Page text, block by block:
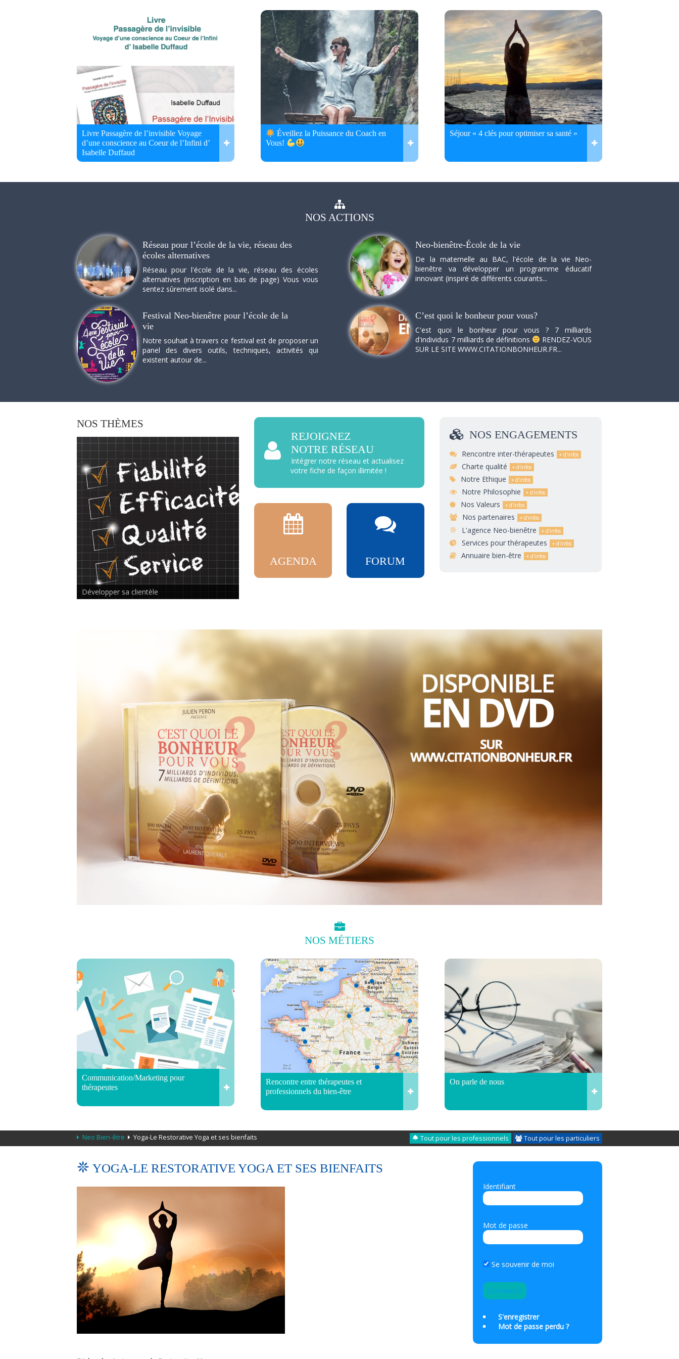
Livre Passagère de l’invisible Voyage
d’une conscience au Coeur de l’Infini d’
Isabelle Duffaud
Éveillez la Puissance du Coach en
Vous!
Séjour « 4 clés pour optimiser sa santé »
NOS ACTIONS
Réseau pour l’école de la vie, réseau des
écoles alternatives
Réseau pour l'école de la vie, réseau des écoles
alternatives (inscription en bas de page) Vous vous
sentez sûrement isolé dans...
Neo-bienêtre-École de la vie
De la maternelle au BAC, l'école de la vie Neo-
bienêtre va développer un programme éducatif
innovant (inspiré de différents courants...
Festival Neo-bienêtre pour l’école de la
vie
Notre souhait à travers ce festival est de proposer un
panel des divers outils, techniques, activités qui
existent autour de...
C’est quoi le bonheur pour vous?
C'est quoi le bonheur pour vous ? 7 milliards
d'individus 7 milliards de définitions
RENDEZ-VOUS
SUR LE SITE WWW.CITATIONBONHEUR.FR...
NOS THÈMES
Rencontre inter-thérapeutes
REJOIGNEZ
NOTRE RÉSEAU
Intégrer notre réseau et actualisez
votre fiche de façon illimitée !
AGENDA FORUM
NOS ENGAGEMENTS
Rencontre inter-thérapeutes
Charte qualité
Notre Ethique
Notre Philosophie
Nos Valeurs
Nos partenaires
L'agence Neo-bienêtre
Services pour thérapeutes
Annuaire bien-être
NOS MÉTIERS
Communication/Marketing pour
thérapeutes
Rencontre entre thérapeutes et
professionnels du bien-être
On parle de nous
Neo Bien-être Yoga-Le Restorative Yoga et ses bienfaits Tout pour les professionnels Tout pour les particuliers
YOGA-LE RESTORATIVE YOGA ET SES BIENFAITS
Identifiant
Mot de passe
Se souvenir de moi
S'enregistrer
Mot de passe perdu ?